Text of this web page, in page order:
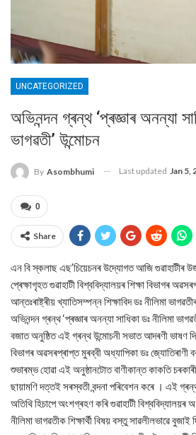
UNCATEGORIZED
অভিনন্দন গ্ৰন্থ ‘প্ৰজ্ঞাৰ অনন্যা
ভাগৱতী’ উন্মোচন
By Asombhumi Last updated Jan 5,
0
Share
এন বি স্কলাছ এছ’চিয়েচনৰ উদ্যোগত আজি গুৱাহাটীৰ
প্ৰেক্ষাগৃহত গুৱাহাটী বিশ্ববিদ্যালয়ৰ শিক্ষা বিভাগৰ
আন্তঃৰাষ্ট্ৰীয় খ্যাতিসম্পন্ন শিক্ষাবিদ ডঃ নীলিমা
অভিনন্দন গ্ৰন্থ ‘প্ৰজ্ঞাৰ অনন্যা সাধিকা ডঃ নীলিমা
বজাত অনুষ্ঠিত এই গ্ৰন্থ উন্মোচনী সভাত আদৰণী ভাষণ
বিভাগৰ অৱসৰপ্ৰাপ্ত মুৰব্বী অধ্যাপিকা ডঃ জ্যোতিৰাণী
শুভাৰম্ভ হোৱা এই অনুষ্ঠানটোত বাণীকান্ত কাকতি
ছায়ামণি দত্তই সৰস্বতী বন্দনা পৰিবেশন কৰে । এই গ্ৰন্থ
অতিথি হিচাপে অংশগ্ৰহণ কৰি গুৱাহাটী বিশ্ববিদ্যালয়ৰ
নীলিমা ভাগৱতীক শিক্ষার্থী বিষয় বস্তু সাৱলীলভাৱে